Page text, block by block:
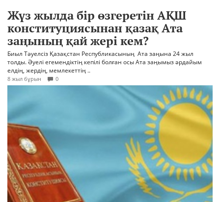
Жүз жылда бір өзгеретін АҚШ
конституциясынан қазақ Ата
заңының қай жері кем?
Биыл Тәуелсіз Қазақстан Республикасының Ата заңына 24 жыл
толды. Әуелі егемендіктің кепілі болған осы Ата заңымыз әрдайым
елдің, жердің, мемлекеттің ..
8 жыл бұрын 0